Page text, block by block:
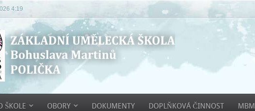
4:19
ŠKOLE OBORY DOKUMENTY DOPLŇKOVÁ ČINNOST MBM